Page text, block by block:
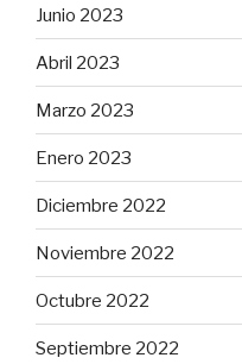
Junio 2023
Abril 2023
Marzo 2023
Enero 2023
Diciembre 2022
Noviembre 2022
Octubre 2022
Septiembre 2022